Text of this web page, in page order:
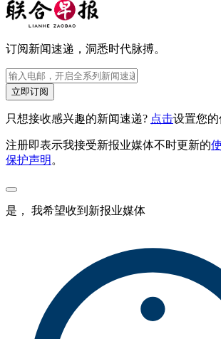
订阅新闻速递，洞悉时代脉搏。
立即订阅
只想接收感兴趣的新闻速递? 点击设置您的
注册即表示我接受新报业媒体不时更新的
保护声明 。
是， 我希望收到新报业媒体